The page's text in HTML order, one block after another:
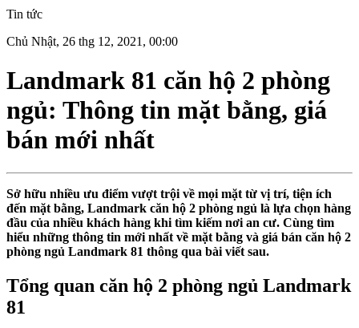
Tin tức
Chủ Nhật, 26 thg 12, 2021, 00:00
Landmark 81 căn hộ 2 phòng
ngủ: Thông tin mặt bằng, giá
bán mới nhất
Sở hữu nhiều ưu điểm vượt trội về mọi mặt từ vị trí, tiện ích
đến mặt bằng, Landmark căn hộ 2 phòng ngủ là lựa chọn hàng
đầu của nhiều khách hàng khi tìm kiếm nơi an cư. Cùng tìm
hiểu những thông tin mới nhất về mặt bằng và giá bán căn hộ 2
phòng ngủ Landmark 81 thông qua bài viết sau.
Tổng quan căn hộ 2 phòng ngủ Landmark
81